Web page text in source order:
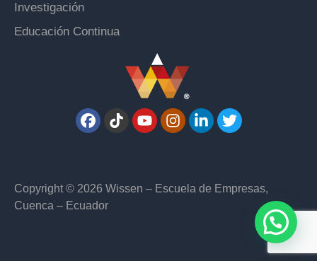
Investigación
Educación Continua
Copyright © 2026 Wissen – Escuela de Empresas,
Cuenca – Ecuador